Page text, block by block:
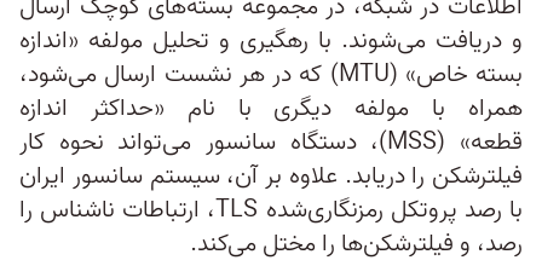
و دریافت می‌شوند. با رهگیری و تحلیل مولفه «اندازه
بسته خاص» (MTU) که در هر نشست ارسال می‌‌شود،
همراه با مولفه دیگری با نام «حداکثر اندازه
قطعه» (MSS)، دستگاه سانسور می‌تواند نحوه کار
فیلترشکن را دریابد. علاوه بر آن، سیستم سانسور ایران
با رصد پروتکل رمزنگاری‌شده TLS، ارتباطات ناشناس را
رصد، و فیلترشکن‌ها را مختل می‌کند.